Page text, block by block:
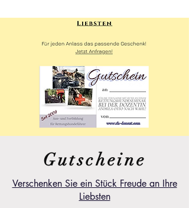
Gutscheine
Verschenken Sie ein Stück Freude an Ihre
Liebsten